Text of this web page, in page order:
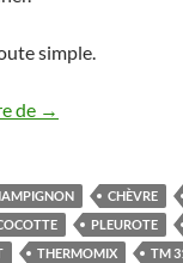
simple.
de Pleurotes au
→
CHÈVRE
PLEUROTE
THERMOMIX TM